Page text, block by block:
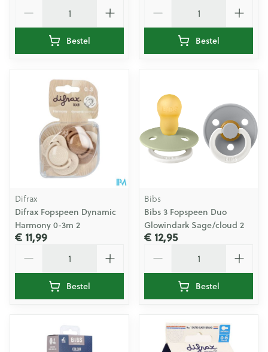
Bestel Bestel
Difrax
Difrax Fopspeen Dynamic
Harmony 0-3m 2
€ 11,99
Bestel
Bibs
Bibs 3 Fopspeen Duo
Glowindark Sage/cloud 2
€ 12,95
Bestel